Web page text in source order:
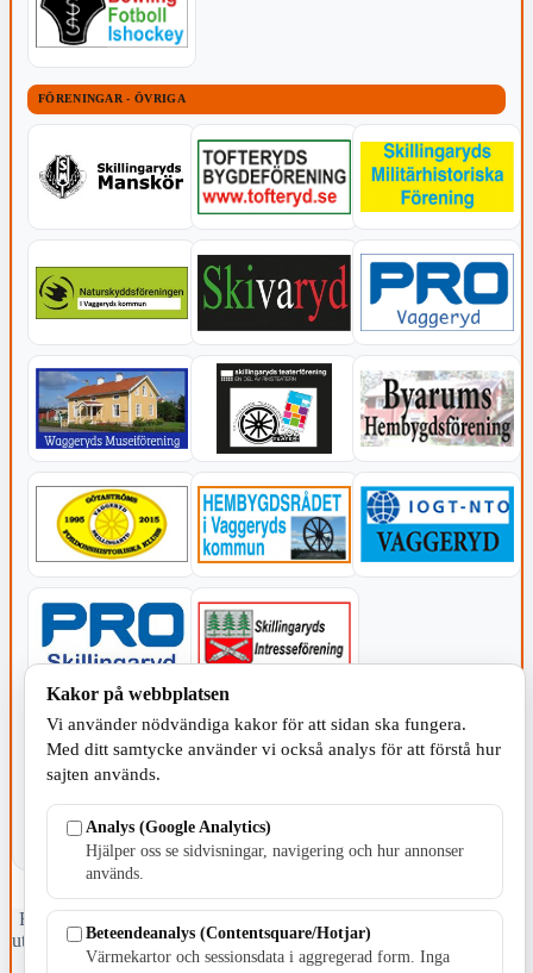
FÖRENINGAR - ÖVRIGA
KOMMUNEN
Fristående webbtidningsföretag grundat 1991 som sedan 2002 ger
ut tidningen Skillingaryd.nu och 2010 lanserades Värnamo.nu. Från
april 2026 omfattar Skillingaryd.nu tre kommuner: Gnosjö,
Kakor på webbplatsen
Vi använder nödvändiga kakor för att sidan ska fungera.
Med ditt samtycke använder vi också analys för att förstå hur
sajten används.
Analys (Google Analytics)
Hjälper oss se sidvisningar, navigering och hur annonser
används.
Beteendeanalys (Contentsquare/Hotjar)
Värmekartor och sessionsdata i aggregerad form. Inga